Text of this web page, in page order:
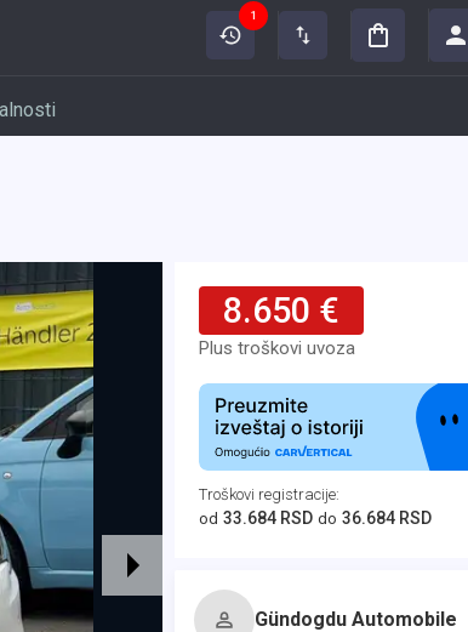
1
8.650 €
Plus troškovi uvoza
Troškovi registracije:
od 33.684 RSD do 36.684 RSD
Gündogdu Automobile